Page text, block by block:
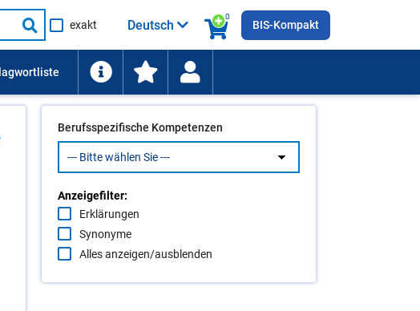
Suche
starten
exakt
0
Deutsch BIS-Kompakt
Berufsspezifische Kompetenzen
Anzeigefilter:
Erklärungen
Synonyme
Alles anzeigen/ausblenden